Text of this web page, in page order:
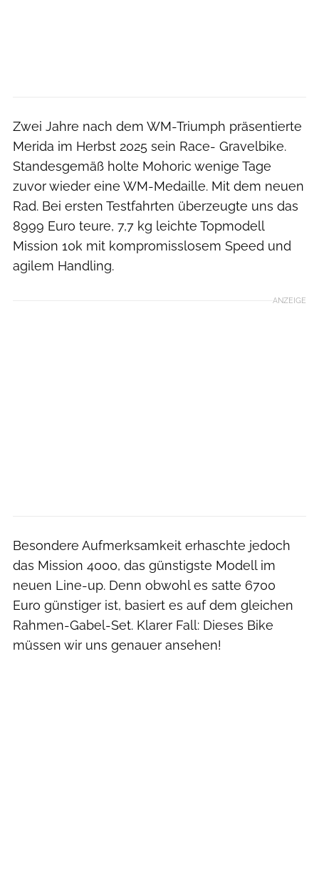
Zwei Jahre nach dem WM-Triumph präsentierte
Merida im Herbst 2025 sein Race- Gravelbike.
Standesgemäß holte Mohoric wenige Tage
zuvor wieder eine WM-Medaille. Mit dem neuen
Rad. Bei ersten Testfahrten überzeugte uns das
8999 Euro teure, 7,7 kg leichte Topmodell
Mission 10k mit kompromisslosem Speed und
agilem Handling.
ANZEIGE
Besondere Aufmerksamkeit erhaschte jedoch
das Mission 4000, das günstigste Modell im
neuen Line-up. Denn obwohl es satte 6700
Euro günstiger ist, basiert es auf dem gleichen
Rahmen-Gabel-Set. Klarer Fall: Dieses Bike
müssen wir uns genauer ansehen!